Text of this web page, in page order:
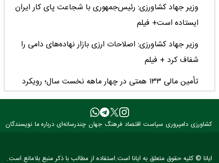
وزیر جهاد کشاورزی: رئیس‌جمهوری با شجاعت پای کار ایران
ایستاده است+ فیلم
وزیر جهاد کشاورزی: اصلاحات ارزی بازار نهاده‌های دامی را
شفاف کرد + فیلم
تأمین مالی ۱۳۳ همتی در چهار ماهه نخست سال؛ رویکرد
هدفمند بانک کشاورزی برای تضمین امنیت غذایی
فراخوان بین‌المللی فائو برای طراحی پوستر روز جهانی غذا
۳ عضو کمیسیون کشاورزی مجلس با وزیر جهاد کشاورزی
کشاورزی دامپروری سیاست اقتصاد فرهنگ جهان چندرسانه‌ای درباره ما نویسندگان
ایانا © کلیه حقوق متعلق به ایانا است.استفاده از مطالب با ذکر منبع بلامانع است.